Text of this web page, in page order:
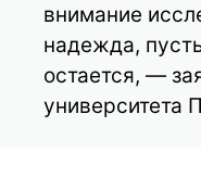
внимание
надежда,
остается, —
университета